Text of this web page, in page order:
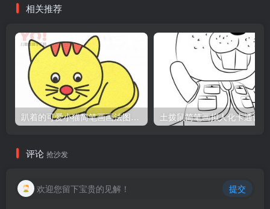
相关推荐
趴着的可爱小猫简笔画画法图片教程
评论 抢沙发
欢迎您留下宝贵的见解！ 提交